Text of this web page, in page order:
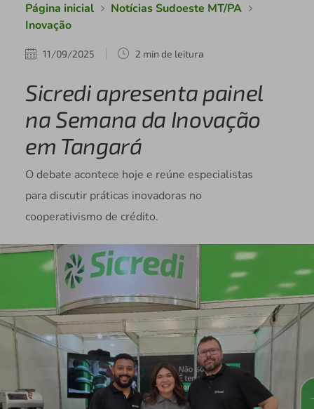
Página inicial
Notícias Sudoeste MT/PA
Inovação
11/09/2025 2 min de leitura
Sicredi apresenta painel
na Semana da Inovação
em Tangará
O debate acontece hoje e reúne especialistas
para discutir práticas inovadoras no
cooperativismo de crédito.